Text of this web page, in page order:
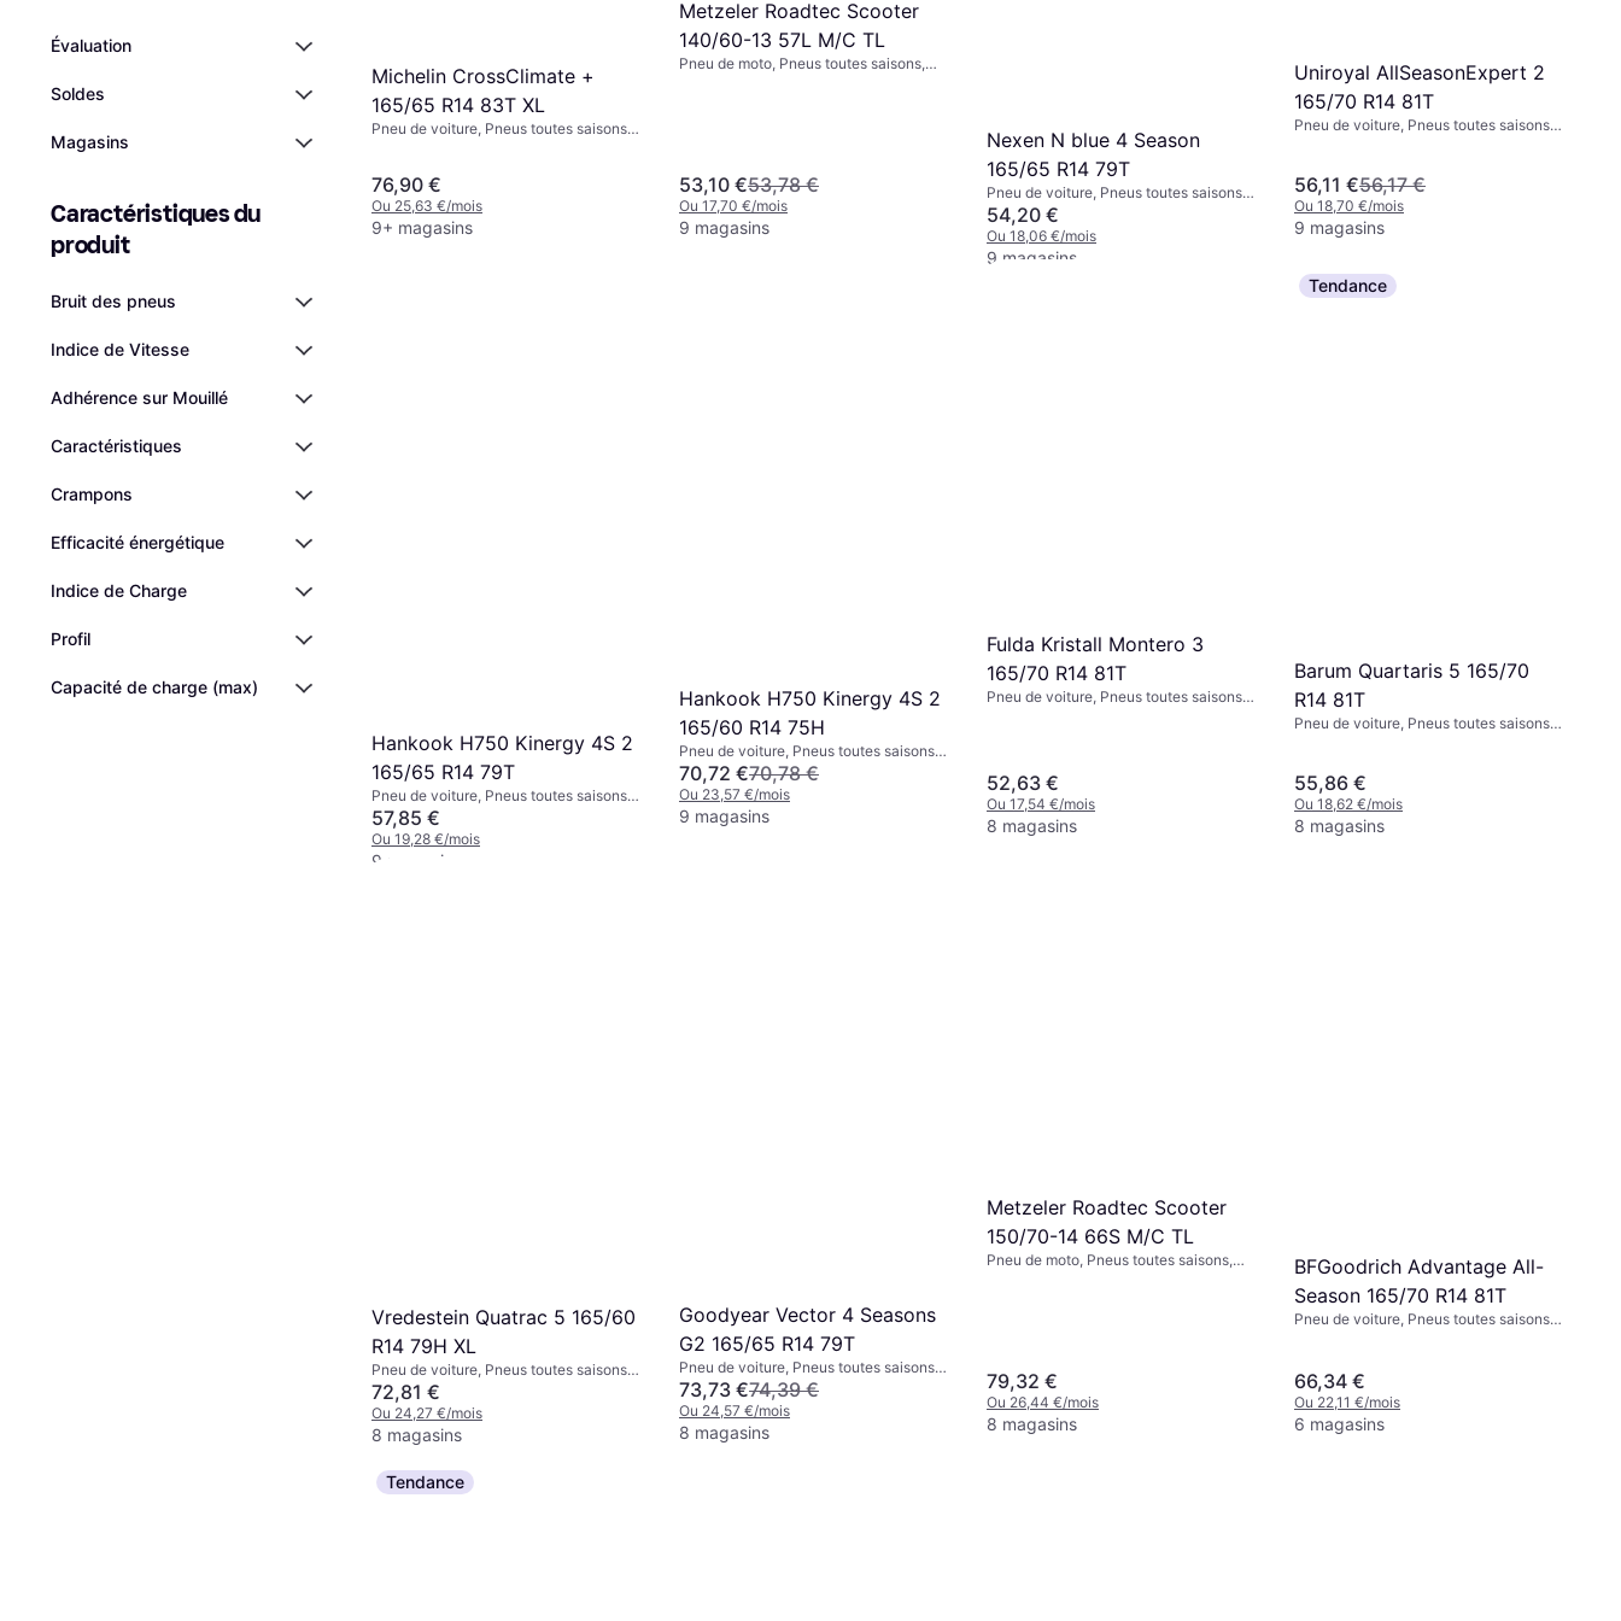
Évaluation
Soldes
Magasins
Caractéristiques du
produit
Bruit des pneus
Indice de Vitesse
Adhérence sur Mouillé
Caractéristiques
Crampons
Efficacité énergétique
Indice de Charge
Profil
Capacité de charge (max)
Michelin CrossClimate +
165/65 R14 83T XL
Pneu de voiture, Pneus toutes saisons,
76,90 €
Ou 25,63 €/mois
9+ magasins
Metzeler Roadtec Scooter
140/60-13 57L M/C TL
Pneu de moto, Pneus toutes saisons,
53,10 €53,78 €
Ou 17,70 €/mois
9 magasins
Nexen N blue 4 Season
165/65 R14 79T
Pneu de voiture, Pneus toutes saisons,
Non, Véhicule Utilitaire Léger, Voiture de
Tourisme, Profil 65 %, Indice de Vitesse
T (190 km/h)
54,20 €
Ou 18,06 €/mois
9 magasins
Uniroyal AllSeasonExpert 2
165/70 R14 81T
Pneu de voiture, Pneus toutes saisons,
56,11 €56,17 €
Ou 18,70 €/mois
9 magasins
Hankook H750 Kinergy 4S 2
165/65 R14 79T
Pneu de voiture, Pneus toutes saisons,
Non, Voiture de Tourisme, Profil 65 %,
Indice de Vitesse T (190 km/h)
57,85 €
Ou 19,28 €/mois
9 magasins
Hankook H750 Kinergy 4S 2
165/60 R14 75H
Pneu de voiture, Pneus toutes saisons,
Non, Voiture de Tourisme, Profil 60 %,
Indice de Vitesse H (210 km/h)
70,72 €70,78 €
Ou 23,57 €/mois
9 magasins
Fulda Kristall Montero 3
165/70 R14 81T
Pneu de voiture, Pneus toutes saisons,
52,63 €
Ou 17,54 €/mois
8 magasins
Tendance
Barum Quartaris 5 165/70
R14 81T
Pneu de voiture, Pneus toutes saisons,
55,86 €
Ou 18,62 €/mois
8 magasins
Vredestein Quatrac 5 165/60
R14 79H XL
Pneu de voiture, Pneus toutes saisons,
Non, Profil 60 %, Indice de Vitesse H
(210 km/h)
72,81 €
Ou 24,27 €/mois
8 magasins
Goodyear Vector 4 Seasons
G2 165/65 R14 79T
Pneu de voiture, Pneus toutes saisons,
Non, Voiture de Tourisme, Profil 65 %,
Indice de Vitesse T (190 km/h)
73,73 €74,39 €
Ou 24,57 €/mois
8 magasins
Metzeler Roadtec Scooter
150/70-14 66S M/C TL
Pneu de moto, Pneus toutes saisons,
79,32 €
Ou 26,44 €/mois
8 magasins
BFGoodrich Advantage All-
Season 165/70 R14 81T
Pneu de voiture, Pneus toutes saisons,
(210 km/h)
66,34 €
Ou 22,11 €/mois
6 magasins
Tendance